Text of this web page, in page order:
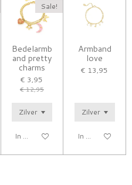
Sale!
Bedelarmb
and pretty
charms
€ 3,95
€ 12,95
In winkelwagen
Armband
love
€ 13,95
In winkelwagen